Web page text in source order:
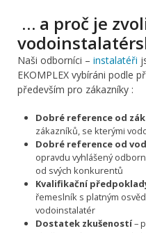
… a proč je
Naši odborníci – instalatéři
EKOMPLEX vybíráni podle
především pro zákazníky :
Dobré reference od
zákazníků, se kterými
Dobré reference od
opravdu vyhlášený
od svých konkurentů
Kvalifikační
řemeslník s platným
vodoinstalatér
Dostatek zkušeností–